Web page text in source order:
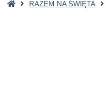
StronaRAZEM NA ŚWIĘTA